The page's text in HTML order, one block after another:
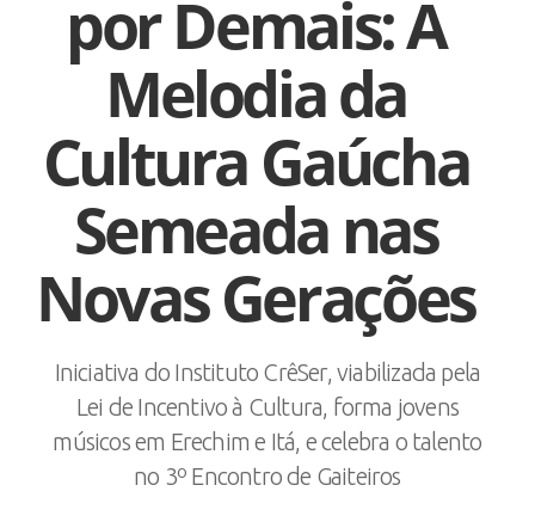
por Demais: A
Melodia da
Cultura Gaúcha
Semeada nas
Novas Gerações
Iniciativa do Instituto CrêSer, viabilizada pela
Lei de Incentivo à Cultura, forma jovens
músicos em Erechim e Itá, e celebra o talento
no 3º Encontro de Gaiteiros